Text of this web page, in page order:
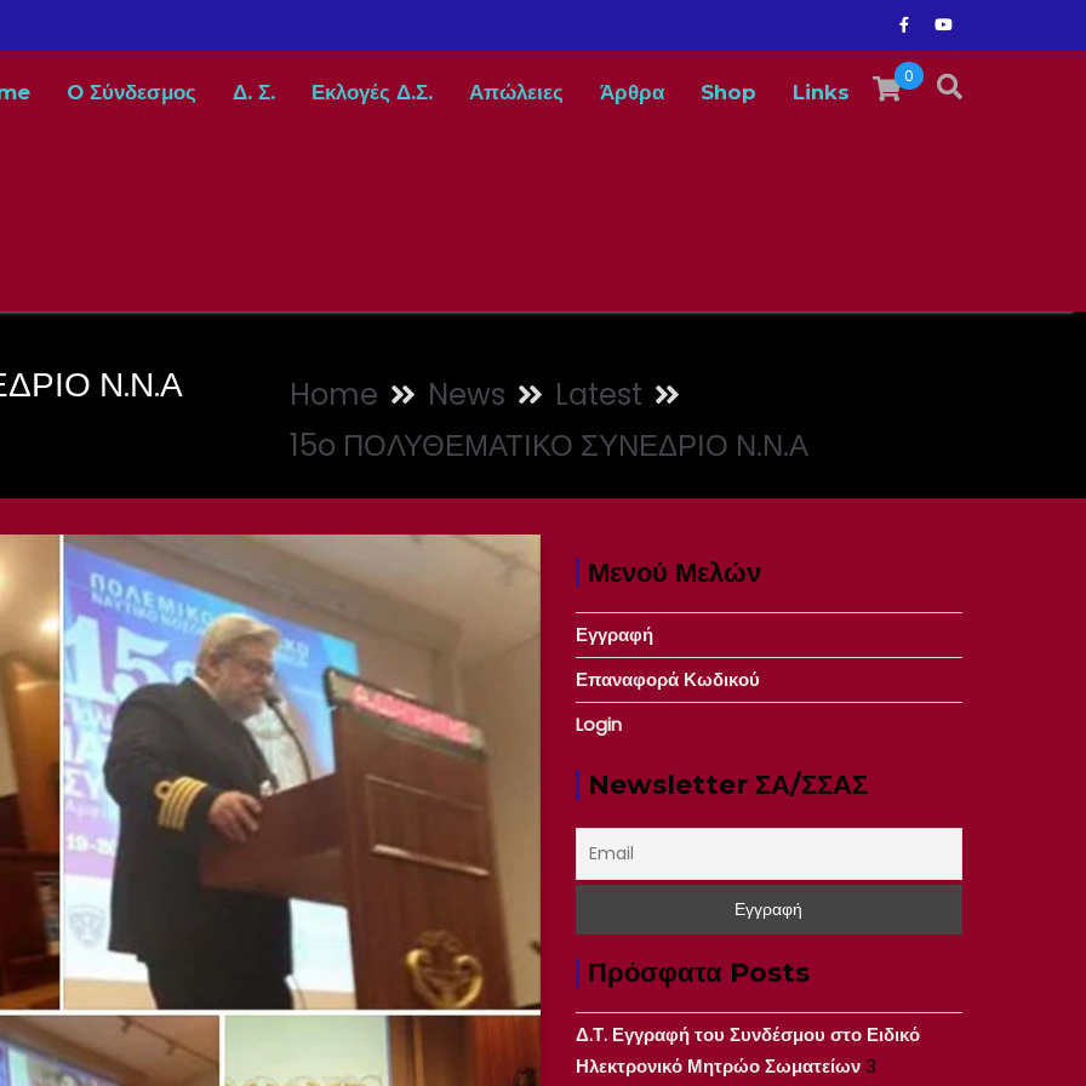
0
O Σύνδεσμος Δ. Σ. Εκλογές Δ.Σ. Απώλειες Άρθρα Shop Links
Ν.Ν.Α Home News
Latest
15o ΠΟΛΥΘΕΜΑΤΙΚΟ ΣΥΝΕΔΡΙΟ Ν.Ν.Α
Μενού Μελών
Εγγραφή
Επαναφορά Κωδικού
Login
Newsletter ΣΑ/ΣΣΑΣ
Πρόσφατα Posts
Δ.Τ. Εγγραφή του Συνδέσμου στο Ειδικό
Ηλεκτρονικό Μητρώο Σωματείων3